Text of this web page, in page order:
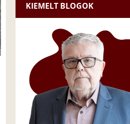
KIEMELT BLOGOK